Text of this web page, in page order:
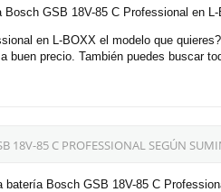
GSB 18V-85 C Professional en
en L-BOXX el modelo que
buen precio. También puedes buscar
18V-85 C PROFESSIONAL SEGÚN
Bosch GSB 18V-85 C